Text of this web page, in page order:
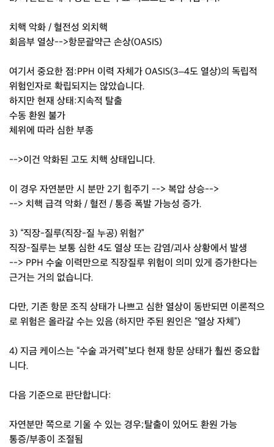
치핵 악화 / 혈전성 외치핵
회음부 열상-->항문괄약근 손상(OASIS)
여기서 중요한 점:PPH 이력 자체가 OASIS(3–4도 열상)의 독립적
위험인자로 확립되지는 않았습니다.
하지만 현재 상태:지속적 탈출
수동 환원 불가
체위에 따라 심한 부종
-->이건 악화된 고도 치핵 상태입니다.
이 경우 자연분만 시 분만 2기 힘주기 --> 복압 상승-->
--> 치핵 급격 악화 / 혈전 / 통증 폭발 가능성 증가.
3) “직장-질루(직장-질 누공) 위험?”
직장-질루는 보통 심한 4도 열상 또는 감염/괴사 상황에서 발생
--> PPH 수술 이력만으로 직장질루 위험이 의미 있게 증가한다는
근거는 거의 없습니다.
다만, 기존 항문 조직 상태가 나쁘고 심한 열상이 동반되면 이론적으
로 위험은 올라갈 수는 있음 (하지만 주된 원인은 “열상 자체”)
4) 지금 케이스는 “수술 과거력”보다 현재 항문 상태가 훨씬 중요합
니다.
다음 기준으로 판단합니다:
자연분만 쪽으로 기울 수 있는 경우;탈출이 있어도 환원 가능
통증/부종이 조절됨